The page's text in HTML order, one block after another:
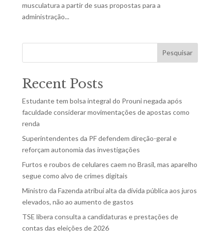
musculatura a partir de suas propostas para a
administração...
Pesquisar
Recent Posts
Estudante tem bolsa integral do Prouni negada após
faculdade considerar movimentações de apostas como
renda
Superintendentes da PF defendem direção-geral e
reforçam autonomia das investigações
Furtos e roubos de celulares caem no Brasil, mas aparelho
segue como alvo de crimes digitais
Ministro da Fazenda atribui alta da dívida pública aos juros
elevados, não ao aumento de gastos
TSE libera consulta a candidaturas e prestações de
contas das eleições de 2026